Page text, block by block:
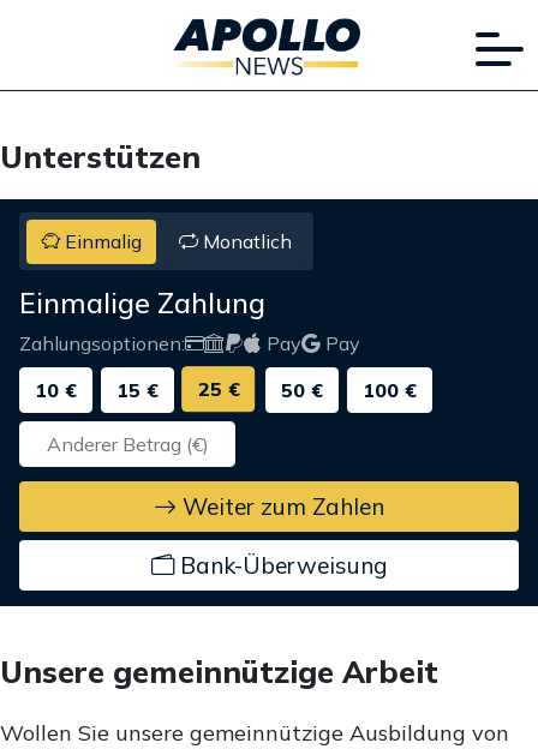
Unterstützen
Einmalig Monatlich
Einmalige Zahlung
Zahlungsoptionen: Pay
Pay
10 €
15 € 25 € 50 € 100 €
Weiter zum Zahlen
Bank-Überweisung
Unsere gemeinnützige Arbeit
Wollen Sie unsere gemeinnützige Ausbildung von